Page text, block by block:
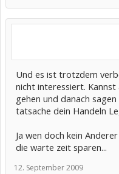
Und es ist trotzdem
nicht interessiert.
gehen und danach
tatsache dein Handeln
Ja wen doch kein
die warte zeit sparen...
12. September 2009